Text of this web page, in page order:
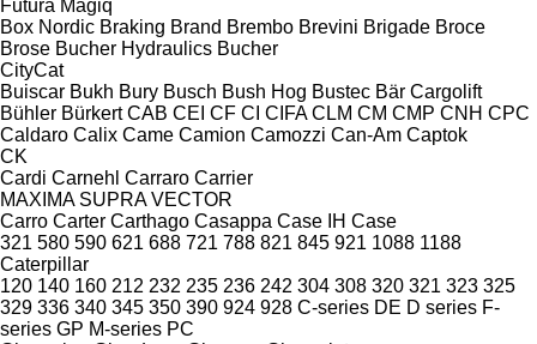
Futura Magiq
Box Nordic Braking Brand Brembo Brevini Brigade Broce
Brose Bucher Hydraulics Bucher
CityCat
Buiscar Bukh Bury Busch Bush Hog Bustec Bär Cargolift
Bühler Bürkert CAB CEI CF CI CIFA CLM CM CMP CNH CPC
Caldaro Calix Came Camion Camozzi Can-Am Captok
CK
Cardi Carnehl Carraro Carrier
MAXIMA SUPRA VECTOR
Carro Carter Carthago Casappa Case IH Case
321 580 590 621 688 721 788 821 845 921 1088 1188
Caterpillar
120 140 160 212 232 235 236 242 304 308 320 321 323 325
329 336 340 345 350 390 924 928 C-series DE D series F-
series GP M-series PC